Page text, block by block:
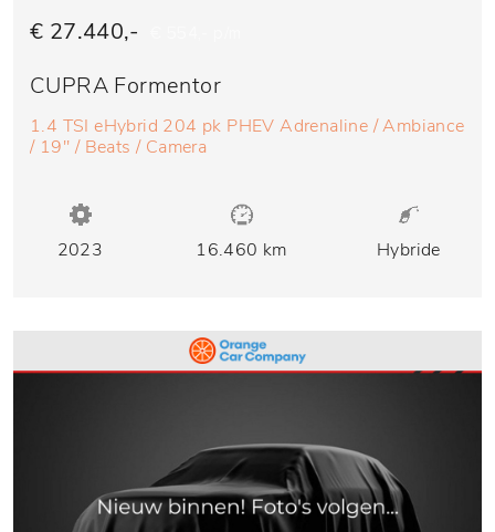
€ 27.440,-
CUPRA Formentor
1.4 TSI eHybrid 204 pk PHEV Adrenaline / Ambiance
/ 19'' / Beats / Camera
2023 16.460 km Hybride